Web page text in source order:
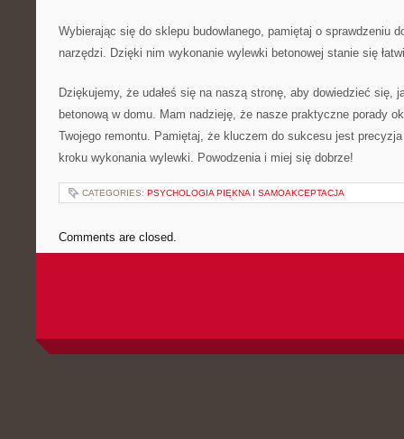
Wybierając się do sklepu budowlanego, pamiętaj​ o sprawdzeniu
narzędzi. Dzięki⁤ nim wykonanie wylewki betonowej stanie się
Dziękujemy, że udałeś się na⁣ naszą stronę,‌ aby dowiedzieć się,
betonową w domu. Mam nadzieję, że ⁤nasze ‍praktyczne porady
Twojego remontu. Pamiętaj, że kluczem do sukcesu‌ jest
kroku wykonania wylewki. Powodzenia i miej się dobrze!
CATEGORIES: PSYCHOLOGIA PIĘKNA I SAMOAKCEPTACJA
Comments are closed.